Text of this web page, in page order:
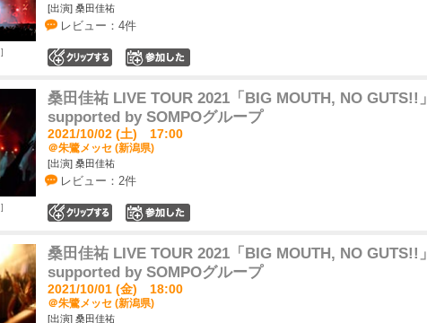
[出演] 桑田佳祐
レビュー：4件
桑田佳祐 LIVE TOUR 2021「BIG MOUTH, NO GUTS!!」
supported by SOMPOグループ
2021/10/02 (土) 17:00
＠朱鷺メッセ (新潟県)
[出演] 桑田佳祐
レビュー：2件
桑田佳祐 LIVE TOUR 2021「BIG MOUTH, NO GUTS!!」
supported by SOMPOグループ
2021/10/01 (金) 18:00
＠朱鷺メッセ (新潟県)
[出演] 桑田佳祐